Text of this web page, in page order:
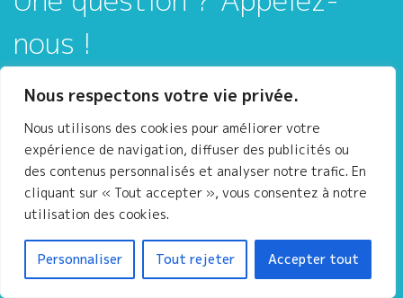
Nous respectons votre vie privée.
Nous utilisons des cookies pour améliorer votre
expérience de navigation, diffuser des publicités ou
des contenus personnalisés et analyser notre trafic. En
cliquant sur « Tout accepter », vous consentez à notre
utilisation des cookies.
Personnaliser Tout rejeter Accepter tout
nous !
B-1340 Ottignies – Louvain-La-Neuve
Belgique